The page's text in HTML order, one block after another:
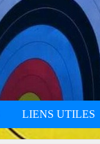
LIENS UTILES